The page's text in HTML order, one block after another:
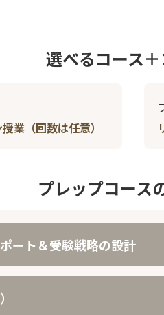
選べるコース
業（回数は任意）
プレップコース
ート＆受験戦略の設計